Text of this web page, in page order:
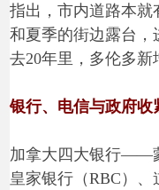
指出，市内道路本就
和夏季的街边露台，
去20年里，多伦多新
银行、电信与政府收
加拿大四大银行——
皇家银行（RBC）